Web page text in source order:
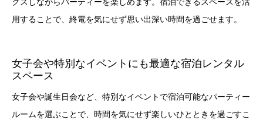
クスしながらパーティーを楽しめます。宿泊できるスペースを活
用することで、終電を気にせず思い出深い時間を過ごせます。
女子会や特別なイベントにも最適な宿泊レンタル
スペース
女子会や誕生日会など、特別なイベントで宿泊可能なパーティー
ルームを選ぶことで、時間を気にせず楽しいひとときを過ごすこ